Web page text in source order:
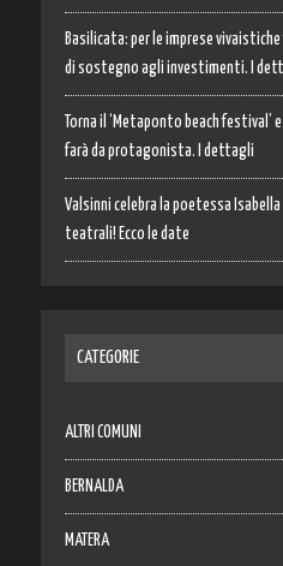
Basilicata: per le imprese
di sostegno agli investimenti. I
Torna il ‘Metaponto beach festival’
farà da protagonista. I dettagli
Valsinni celebra la poetessa
teatrali! Ecco le date
CATEGORIE
ALTRI COMUNI
BERNALDA
MATERA